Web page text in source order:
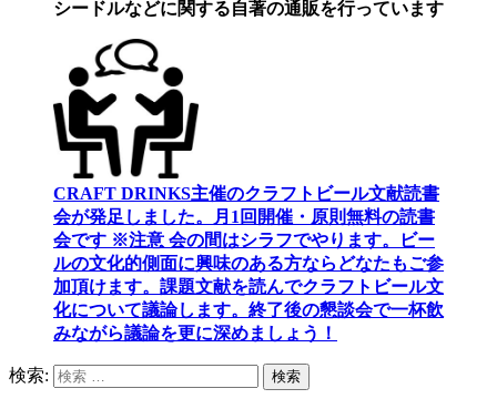
シードルなどに関する自著の通販を行っています
CRAFT DRINKS主催のクラフトビール文献読書
会が発足しました。
月1回開催・原則無料の読書
会です ※注意 会の間はシラフでやります。
ビー
ルの文化的側面に興味のある方ならどなたもご参
加頂けます。 課題文献を読んでクラフトビール文
化について議論します。 終了後の懇談会で一杯飲
みながら議論を更に深めましょう！
検索: 検索